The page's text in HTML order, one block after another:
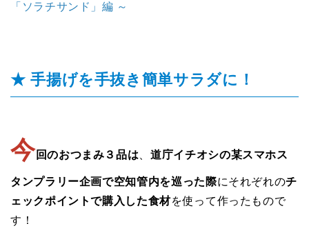
「ソラチサンド」編 ～
★ 手揚げを手抜き簡単サラダに！
今回のおつまみ３品は 、道庁イチオシの某スマホス
タンプラリー企画で空知管内を巡った際にそれぞれのチ
ェックポイントで購入した食材を使って作ったもので
す！